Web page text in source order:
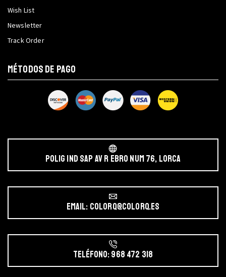
Wish List
Newsletter
Track Order
MÉTODOS DE PAGO
POLIG IND SAP AV r EBRO NUM 76, LORCA
Email: colorq@colorq.es
Teléfono: 968 472 318